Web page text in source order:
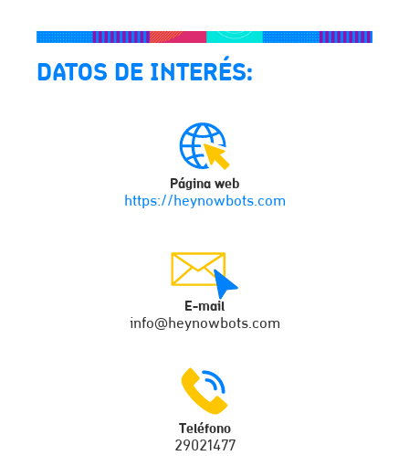
DATOS DE INTERÉS:
Página web
https://heynowbots.com
E-mail
info@heynowbots.com
Teléfono
29021477